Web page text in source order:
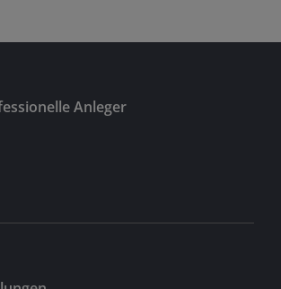
für globale Long-only- und
Er begann seine berufliche
als Analyst für den Bereich
Anleger